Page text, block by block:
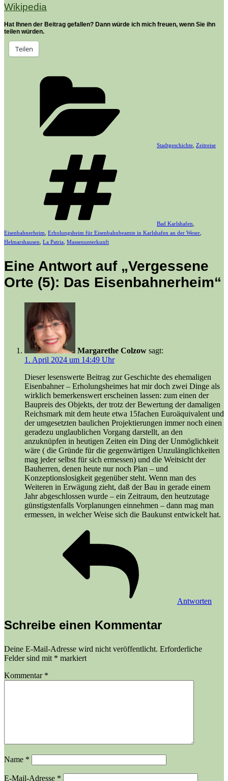
Wikipedia
Hat Ihnen der Beitrag gefallen? Dann würde ich mich freuen, wenn Sie ihn
teilen würden.
Teilen
Stadtgeschichte, Zeitreise
Bad Karlshafen,
Eisenbahnerheim, Erholungsheim für Eisenbahnbeamte in Karlshafen an der Weser,
Helmarshausen, La Patria, Massenunterkunft
Eine Antwort auf „Vergessene
Orte (5): Das Eisenbahnerheim“
Margarethe Colzow sagt:
1. April 2024 um 14:49 Uhr
Dieser lesenswerte Beitrag zur Geschichte des ehemaligen
Eisenbahner – Erholungsheimes hat mir doch zwei Dinge als
wirklich bemerkenswert erscheinen lassen: zum einen der
Baupreis des Objekts, der trotz der Bewertung der damaligen
Reichsmark mit dem heute etwa 15fachen Euroäquivalent und
der umgesetzten baulichen Projektierungen immer noch einen
geradezu unglaublichen Vorgang darstellt, an den
anzuknüpfen in heutigen Zeiten ein Ding der Unmöglichkeit
wäre ( die Gründe für die gegenwärtigen Unzulänglichkeiten
mag jeder selbst für sich ermessen) und die Weitsicht der
Bauherren, denen heute nur noch Plan – und
Konzeptionslosigkeit gegenüber steht. Wenn man des
Weiteren in Erwägung zieht, daß der Bau in gerade einem
Jahr abgeschlossen wurde – ein Zeitraum, den heutzutage
günstigstenfalls Vorplanungen einnehmen – dann mag man
ermessen, in welcher Weise sich die Baukunst entwickelt hat.
Antworten
Schreibe einen Kommentar
Deine E-Mail-Adresse wird nicht veröffentlicht. Erforderliche
Felder sind mit * markiert
Kommentar *
Name *
E-Mail-Adresse *